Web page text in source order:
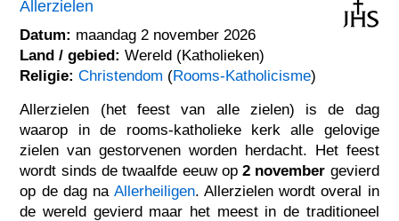
Allerzielen
Datum: maandag 2 november 2026
Land / gebied: Wereld (Katholieken)
Religie: Christendom (Rooms-Katholicisme)
Allerzielen (het feest van alle zielen) is de dag
waarop in de rooms-katholieke kerk alle gelovige
zielen van gestorvenen worden herdacht. Het feest
wordt sinds de twaalfde eeuw op2 november gevierd
op de dag na Allerheiligen. Allerzielen wordt overal in
de wereld gevierd maar het meest in de traditioneel